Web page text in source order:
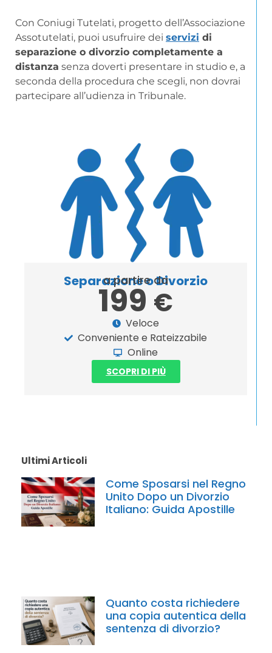
Con Coniugi Tutelati, progetto dell’Associazione
Assotutelati, puoi usufruire dei servizi di
separazione o divorzio completamente a
distanza senza doverti presentare in studio e, a
seconda della procedura che scegli, non dovrai
partecipare all’udienza in Tribunale.
Separazione o Divorzio
a partire da
199 €
Veloce
Conveniente e Rateizzabile
Online
SCOPRI DI PIÙ
Ultimi Articoli
Come Sposarsi nel Regno
Unito Dopo un Divorzio
Italiano: Guida Apostille
Quanto costa richiedere
una copia autentica della
sentenza di divorzio?